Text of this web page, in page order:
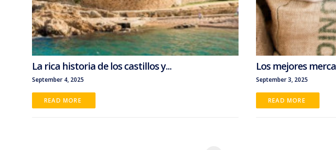
La rica historia de los castillos y...
September 4, 2025
READ MORE
Los mejores
September 3, 2025
READ MORE